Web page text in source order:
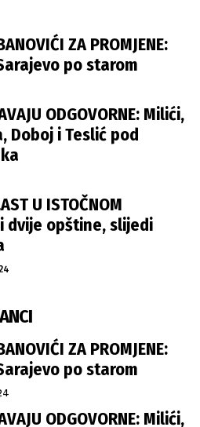
ZA PROMJENE:
po starom
ODGOVORNE: Milići,
Doboj i Teslić pod
U ISTOČNOM
dvije opštine, slijedi
ZA PROMJENE:
po starom
ODGOVORNE: Milići,